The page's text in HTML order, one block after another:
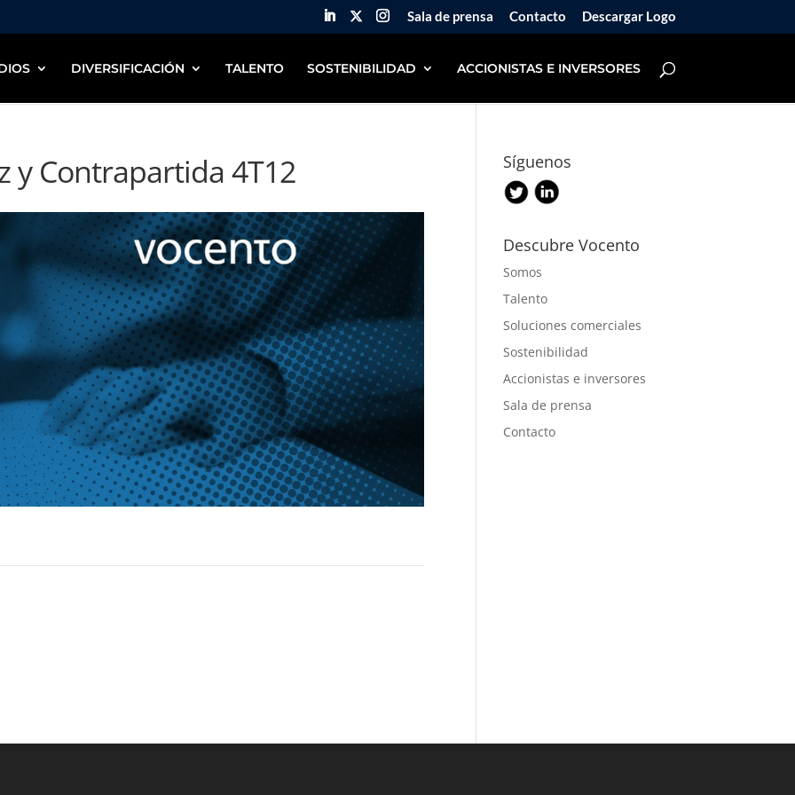
Sala de prensa Contacto Descargar Logo
DIVERSIFICACIÓN TALENTO SOSTENIBILIDAD ACCIONISTAS E INVERSORES
y Contrapartida 4T12 Síguenos
Descubre Vocento
Somos
Talento
Soluciones comerciales
Sostenibilidad
Accionistas e inversores
Sala de prensa
Contacto